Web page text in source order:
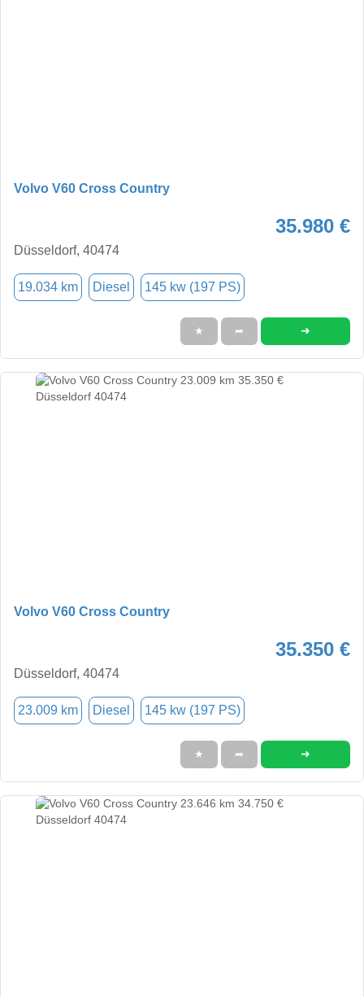
Volvo V60 Cross Country
35.980 €
Düsseldorf, 40474
19.034 km Diesel 145 kw (197 PS)
★ ➦ ➜
Volvo V60 Cross Country
35.350 €
Düsseldorf, 40474
23.009 km Diesel 145 kw (197 PS)
★ ➦ ➜